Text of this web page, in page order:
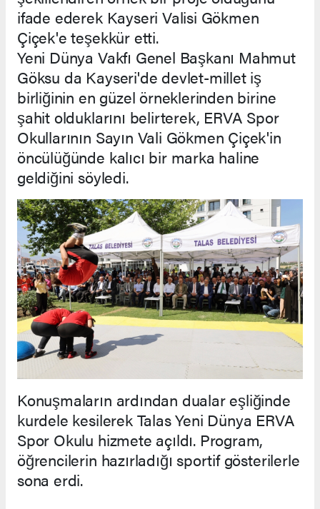
ifade ederek Kayseri Valisi Gökmen
Çiçek'e teşekkür etti.
Yeni Dünya Vakfı Genel Başkanı Mahmut
Göksu da Kayseri'de devlet-millet iş
birliğinin en güzel örneklerinden birine
şahit olduklarını belirterek, ERVA Spor
Okullarının Sayın Vali Gökmen Çiçek'in
öncülüğünde kalıcı bir marka haline
geldiğini söyledi.
Konuşmaların ardından dualar eşliğinde
kurdele kesilerek Talas Yeni Dünya ERVA
Spor Okulu hizmete açıldı. Program,
öğrencilerin hazırladığı sportif gösterilerle
sona erdi.